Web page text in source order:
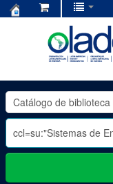
OLADE
-